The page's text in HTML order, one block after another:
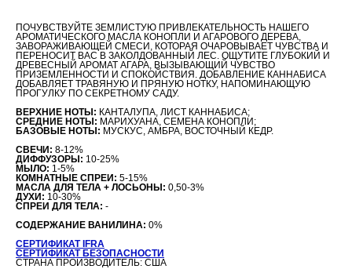
ПОЧУВСТВУЙТЕ ЗЕМЛИСТУЮ ПРИВЛЕКАТЕЛЬНОСТЬ НАШЕГО
АРОМАТИЧЕСКОГО МАСЛА КОНОПЛИ И АГАРОВОГО ДЕРЕВА,
ЗАВОРАЖИВАЮЩЕЙ СМЕСИ, КОТОРАЯ ОЧАРОВЫВАЕТ ЧУВСТВА И
ПЕРЕНОСИТ ВАС В ЗАКОЛДОВАННЫЙ ЛЕС. ОЩУТИТЕ ГЛУБОКИЙ И
ДРЕВЕСНЫЙ АРОМАТ АГАРА, ВЫЗЫВАЮЩИЙ ЧУВСТВО
ПРИЗЕМЛЕННОСТИ И СПОКОЙСТВИЯ. ДОБАВЛЕНИЕ КАННАБИСА
ДОБАВЛЯЕТ ТРАВЯНУЮ И ПРЯНУЮ НОТКУ, НАПОМИНАЮЩУЮ
ПРОГУЛКУ ПО СЕКРЕТНОМУ САДУ.
ВЕРХНИЕ НОТЫ: КАНТАЛУПА, ЛИСТ КАННАБИСА;
СРЕДНИЕ НОТЫ: МАРИХУАНА, СЕМЕНА КОНОПЛИ;
БАЗОВЫЕ НОТЫ: МУСКУС, АМБРА, ВОСТОЧНЫЙ КЕДР.
СВЕЧИ: 8-12%
ДИФФУЗОРЫ: 10-25%
МЫЛО: 1-5%
КОМНАТНЫЕ СПРЕИ: 5-15%
МАСЛА ДЛЯ ТЕЛА + ЛОСЬОНЫ: 0,50-3%
ДУХИ: 10-30%
СПРЕИ ДЛЯ ТЕЛА: -
СОДЕРЖАНИЕ ВАНИЛИНА: 0%
СЕРТИФИКАТ IFRA
СЕРТИФИКАТ БЕЗОПАСНОСТИ
СТРАНА ПРОИЗВОДИТЕЛЬ: США